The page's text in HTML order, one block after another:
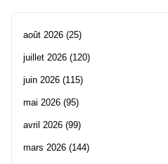
août 2026 (25)
juillet 2026 (120)
juin 2026 (115)
mai 2026 (95)
avril 2026 (99)
mars 2026 (144)